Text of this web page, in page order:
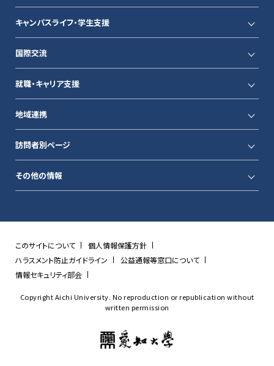
キャンパスライフ・学生支援
国際交流
就職・キャリア支援
地域連携
訪問者別ページ
その他の情報
このサイトについて
個人情報保護方針
ハラスメント防止ガイドライン
公益通報等窓口について
情報セキュリティ部会
Copyright Aichi University. No reproduction or republication without
written permission